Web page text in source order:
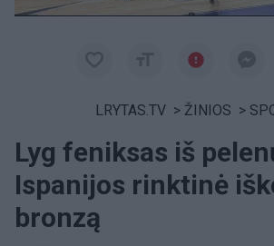
LRYTAS.TV > ŽINIOS >
Lyg feniksas iš
Ispanijos rinktinė
bronzą